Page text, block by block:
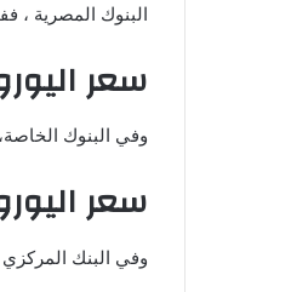
البنوك المصرية ، ففي البنك
سعر
وفي البنوك الخاصة، سجل
سعر
وفي البنك المركزي المصري،